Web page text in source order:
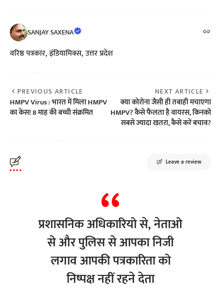
SANJAY SAXENA
वरिष्ठ पत्रकार, इंडियामिक्स, उत्तर प्रदेश
PREVIOUS ARTICLE
HMPV Virus : भारत में मिला HMPV
का केस! 8 माह की बच्ची संक्रमित
NEXT ARTICLE
क्या कोरोना जैसी ही तबाही मचाएगा
HMPV? कैसे फैलता है वायरस, किनको
सबसे ज्यादा खतरा, कैसे करें बचाव?
Leave a review
प्रशासनिक अधिकारियो से, नेताओ
से और पुलिस से आपका निजी
लगाव आपकी पत्रकारिता को
निष्पक्ष नहीं रहने देता